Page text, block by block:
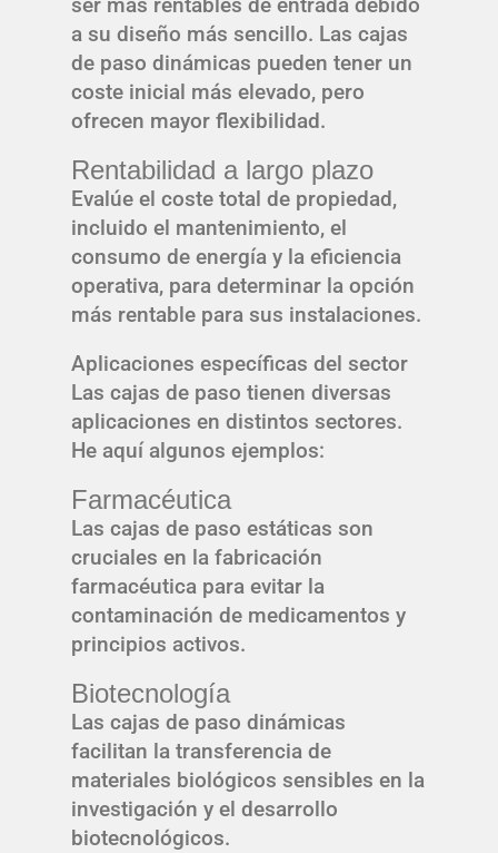
ser más rentables de entrada debido
a su diseño más sencillo. Las cajas
de paso dinámicas pueden tener un
coste inicial más elevado, pero
ofrecen mayor flexibilidad.
Rentabilidad a largo plazo
Evalúe el coste total de propiedad,
incluido el mantenimiento, el
consumo de energía y la eficiencia
operativa, para determinar la opción
más rentable para sus instalaciones.
Aplicaciones específicas del sector
Las cajas de paso tienen diversas
aplicaciones en distintos sectores.
He aquí algunos ejemplos:
Farmacéutica
Las cajas de paso estáticas son
cruciales en la fabricación
farmacéutica para evitar la
contaminación de medicamentos y
principios activos.
Biotecnología
Las cajas de paso dinámicas
facilitan la transferencia de
materiales biológicos sensibles en la
investigación y el desarrollo
biotecnológicos.